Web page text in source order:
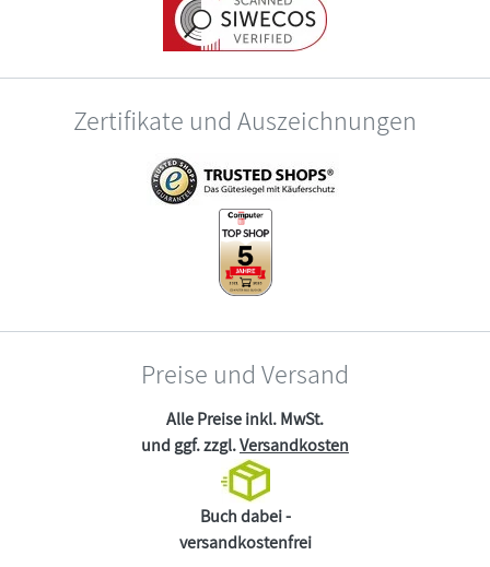
Zertifikate und Auszeichnungen
Preise und Versand
Alle Preise inkl. MwSt.
und ggf. zzgl.Versandkosten
Buch dabei -
versandkostenfrei